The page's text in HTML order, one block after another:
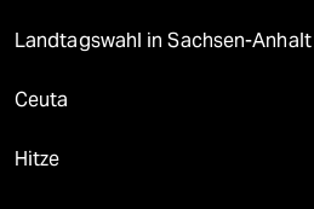
Landtagswahl in Sachsen-Anhalt
Ceuta
Hitze